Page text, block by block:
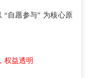
“自愿参与” 为核心原
权益透明